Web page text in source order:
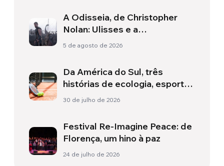
A Odisseia, de Christopher
Nolan: Ulisses e a
necessidade de um novo
5 de agosto de 2026
Da América do Sul, três
histórias de ecologia, esporte
e saúde
30 de julho de 2026
Festival Re-Imagine Peace: de
Florença, um hino à paz
24 de julho de 2026